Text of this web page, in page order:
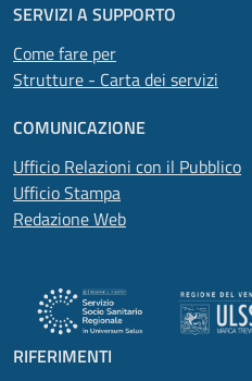
SERVIZI A SUPPORTO
Come fare per
Strutture - Carta dei servizi
COMUNICAZIONE
Ufficio Relazioni con il Pubblico
Ufficio Stampa
Redazione Web
RIFERIMENTI